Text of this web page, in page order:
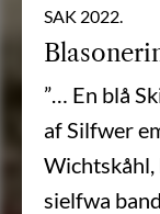
SAK 2022.
”… En blå
af Silfwer
Wichtskåhl,
sielfwa